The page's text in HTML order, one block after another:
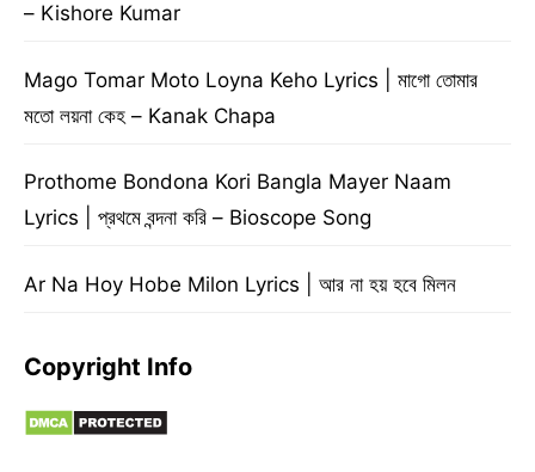
– Kishore Kumar
Mago Tomar Moto Loyna Keho Lyrics | মাগো তোমার
মতো লয়না কেহ – Kanak Chapa
Prothome Bondona Kori Bangla Mayer Naam
Lyrics | প্রথমে বন্দনা করি – Bioscope Song
Ar Na Hoy Hobe Milon Lyrics | আর না হয় হবে মিলন
Copyright Info